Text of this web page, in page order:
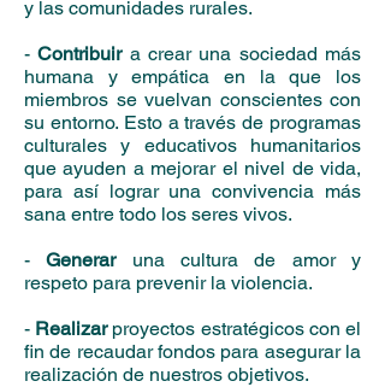
y las comunidades rurales.
-Contribuir a crear una sociedad más
humana y empática en la que los
miembros se vuelvan conscientes con
su entorno. Esto a través de programas
culturales y educativos humanitarios
que ayuden a mejorar el nivel de vida,
para así lograr una convivencia más
sana entre todo los seres vivos.
-Generar una cultura de amor y
respeto para prevenir la violencia.
- Realizar proyectos estratégicos con el
fin de recaudar fondos para asegurar la
realización de nuestros objetivos.